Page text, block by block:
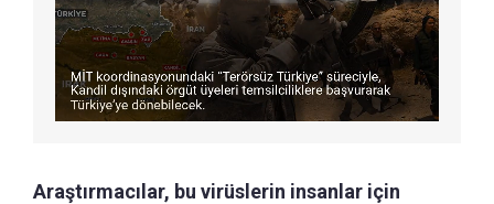
Araştırmacılar, bu virüslerin insanlar için